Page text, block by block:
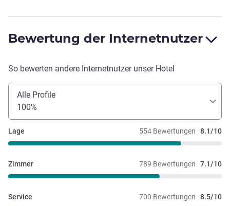
Bewertung der Internetnutzer
So bewerten andere Internetnutzer unser Hotel
Alle Profile
100%
554 Bewertungen 8.1/10
Lage
789 Bewertungen 7.1/10
Zimmer
700 Bewertungen 8.5/10
Service